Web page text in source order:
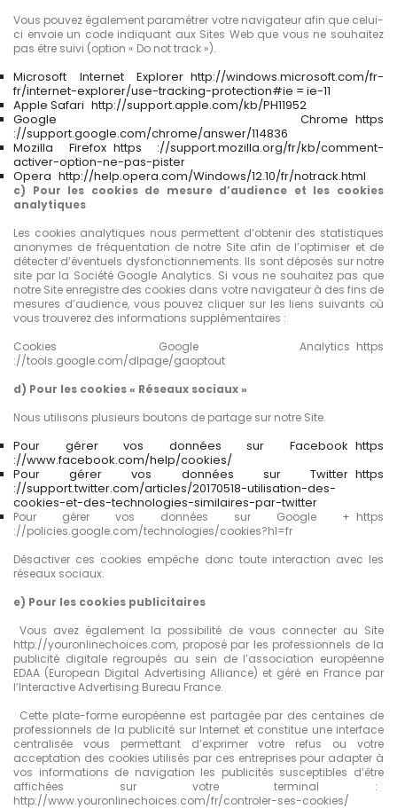
Vous pouvez également paramétrer votre navigateur afin que celui-
ci envoie un code indiquant aux Sites Web que vous ne souhaitez
pas être suivi (option « Do not track »).
Microsoft Internet Explorer http://windows.microsoft.com/fr-
fr/internet-explorer/use-tracking-protection#ie = ie-11
Apple Safari http://support.apple.com/kb/PH11952
Google Chrome https
://support.google.com/chrome/answer/114836
Mozilla Firefox https ://support.mozilla.org/fr/kb/comment-
activer-option-ne-pas-pister
Opera http://help.opera.com/Windows/12.10/fr/notrack.html
c) Pour les cookies de mesure d’audience et les cookies
analytiques
Les cookies analytiques nous permettent d’obtenir des statistiques
anonymes de fréquentation de notre Site afin de l’optimiser et de
détecter d’éventuels dysfonctionnements. Ils sont déposés sur notre
site par la Société Google Analytics. Si vous ne souhaitez pas que
notre Site enregistre des cookies dans votre navigateur à des fins de
mesures d’audience, vous pouvez cliquer sur les liens suivants où
vous trouverez des informations supplémentaires :
Cookies Google Analytics https
://tools.google.com/dlpage/gaoptout
d) Pour les cookies « Réseaux sociaux »
Nous utilisons plusieurs boutons de partage sur notre Site.
Pour gérer vos données sur Facebook https
://www.facebook.com/help/cookies/
Pour gérer vos données sur Twitter https
://support.twitter.com/articles/20170518-utilisation-des-
cookies-et-des-technologies-similaires-par-twitter
Pour gérer vos données sur Google + https
://policies.google.com/technologies/cookies?hl=fr
Désactiver ces cookies empêche donc toute interaction avec les
réseaux sociaux.
e) Pour les cookies publicitaires
Vous avez également la possibilité de vous connecter au Site
http://youronlinechoices.com, proposé par les professionnels de la
publicité digitale regroupés au sein de l’association européenne
EDAA (European Digital Advertising Alliance) et géré en France par
l’Interactive Advertising Bureau France.
Cette plate-forme européenne est partagée par des centaines de
professionnels de la publicité sur Internet et constitue une interface
centralisée vous permettant d’exprimer votre refus ou votre
acceptation des cookies utilisés par ces entreprises pour adapter à
vos informations de navigation les publicités susceptibles d’être
affichées sur votre terminal :
http://www.youronlinechoices.com/fr/controler-ses-cookies/